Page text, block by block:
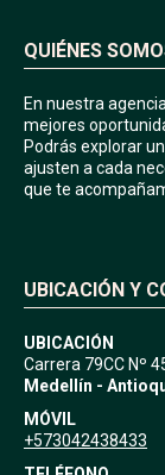
QUIÉNES
En nuestra
mejores
Podrás explorar
ajusten a cada
que te
UBICACIÓN Y
UBICACIÓN
Carrera 79CC Nº
Medellín -
MÓVIL
+573042438433